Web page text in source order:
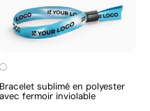
Bracelet sublimé en polyester
avec fermoir inviolable